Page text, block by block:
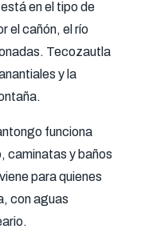
en el tipo de
el cañón, el río
Tecozautla
y la
funciona
caminatas y baños
para quienes
con aguas